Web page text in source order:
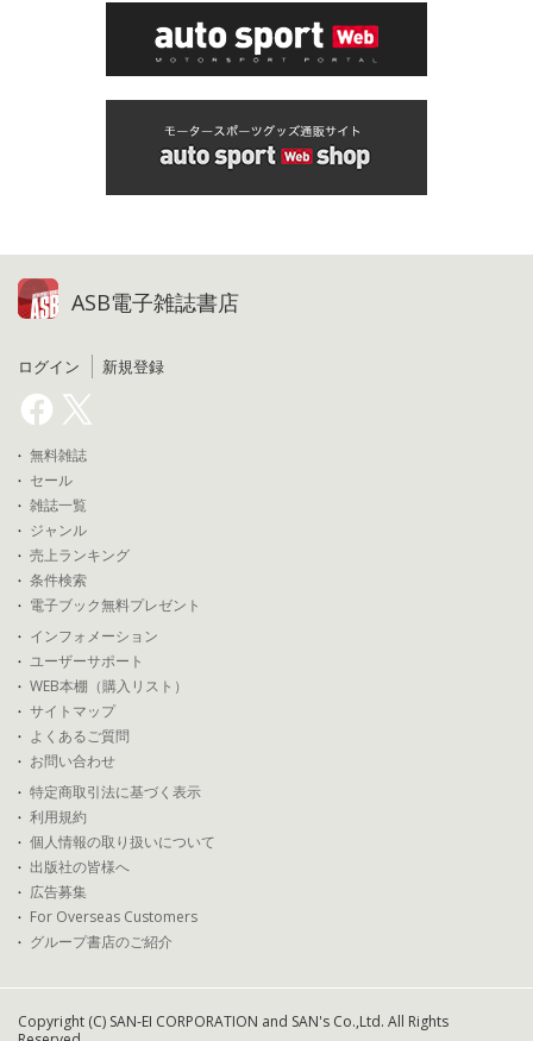
ASB電子雑誌書店
ログイン 新規登録
無料雑誌
セール
雑誌一覧
ジャンル
売上ランキング
条件検索
電子ブック無料プレゼント
インフォメーション
ユーザーサポート
WEB本棚（購入リスト）
サイトマップ
よくあるご質問
お問い合わせ
特定商取引法に基づく表示
利用規約
個人情報の取り扱いについて
出版社の皆様へ
広告募集
For Overseas Customers
グループ書店のご紹介
Copyright (C) SAN-EI CORPORATION and SAN's Co.,Ltd. All Rights